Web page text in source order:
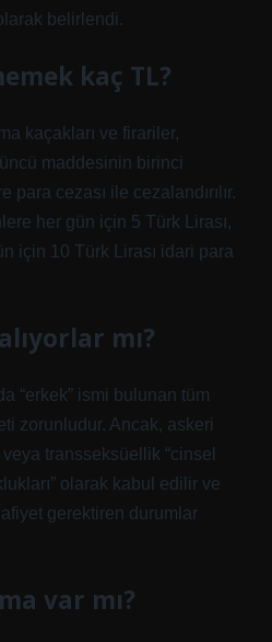
belirlendi.
kaç TL?
kaçakları ve firariler,
maddesinin birinci
para cezası ile cezalandırılır.
her gün için 5 Türk Lirası,
için 10 Türk Lirası idari para
mı?
“erkek” ismi bulunan tüm
zorunludur. Ancak, askeri
transseksüellik “cinsel
olarak kabul edilir ve
gerektiren durumlar
var mı?